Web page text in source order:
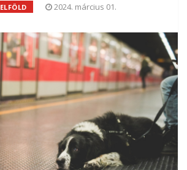
2024. március 01.